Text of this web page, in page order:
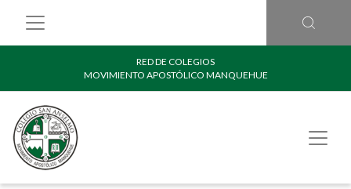
RED DE COLEGIOS
MOVIMIENTO APOSTÓLICO MANQUEHUE